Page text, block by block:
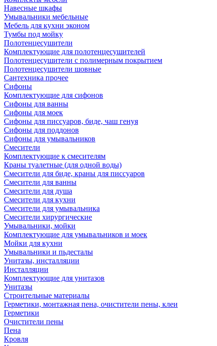
Навесные шкафы
Умывальники мебельные
Мебель для кухни эконом
Тумбы под мойку
Полотенцесушители
Комплектующие для полотенцесушителей
Полотенцесушители с полимерным покрытием
Полотенцесушители шовные
Сантехника прочее
Сифоны
Комплектующие для сифонов
Сифоны для ванны
Сифоны для моек
Сифоны для писсуаров, биде, чаш генуя
Сифоны для поддонов
Сифоны для умывальников
Смесители
Комплектующие к смесителям
Краны туалетные (для одной воды)
Смесители для биде, краны для писсуаров
Смесители для ванны
Смесители для душа
Смесители для кухни
Смесители для умывальника
Смесители хирургические
Умывальники, мойки
Комплектующие для умывальников и моек
Мойки для кухни
Умывальники и пьдесталы
Унитазы, инсталляции
Инсталляции
Комплектующие для унитазов
Унитазы
Строительные материалы
Герметики, монтажная пена, очистители пены, клеи
Герметики
Очистители пены
Пена
Кровля